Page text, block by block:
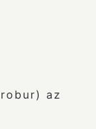
az